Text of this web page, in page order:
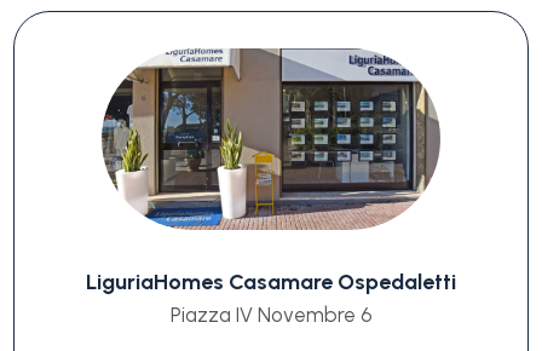
LiguriaHomes Casamare Ospedaletti
Piazza IV Novembre 6